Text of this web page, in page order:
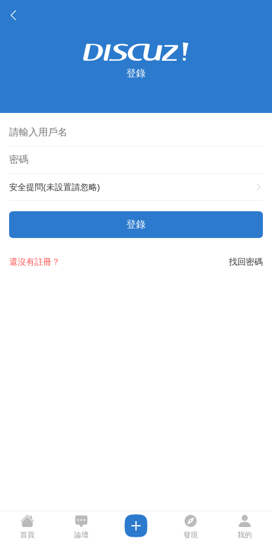
登錄
安全提問(未設置請忽略)
登錄
找回密碼
還沒有註冊？
首頁 論壇 發現 我的